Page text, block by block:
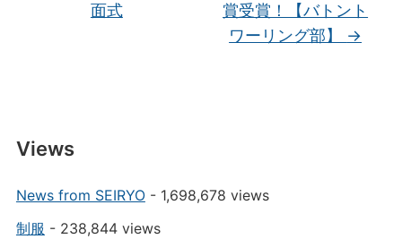
面式
賞受賞！【バトント
ワーリング部】 →
Views
News from SEIRYO- 1,698,678 views
制服 - 238,844 views